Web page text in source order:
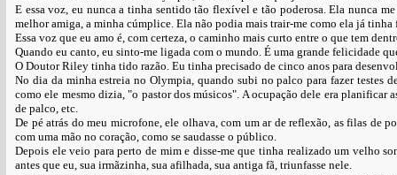
E essa voz, eu nunca a tinha sentido tão flexível e tão poderosa. Ela nunca
melhor amiga, a minha cúmplice. Ela não podia mais trair-me como ela já
Essa voz que eu amo é, com certeza, o caminho mais curto entre o que tem
Quando eu canto, eu sinto-me ligada com o mundo. É uma grande felicidade
O Doutor Riley tinha tido razão. Eu tinha precisado de cinco anos para
No dia da minha estreia no Olympia, quando subi no palco para fazer testes
como ele mesmo dizia, "o pastor dos músicos". A ocupação dele era planificar
de palco, etc.
De pé atrás do meu microfone, ele olhava, com um ar de reflexão, as filas de
com uma mão no coração, como se saudasse o público.
Depois ele veio para perto de mim e disse-me que tinha realizado um velho
antes que eu, sua irmãzinha, sua afilhada, sua antiga fã, triunfasse nele.